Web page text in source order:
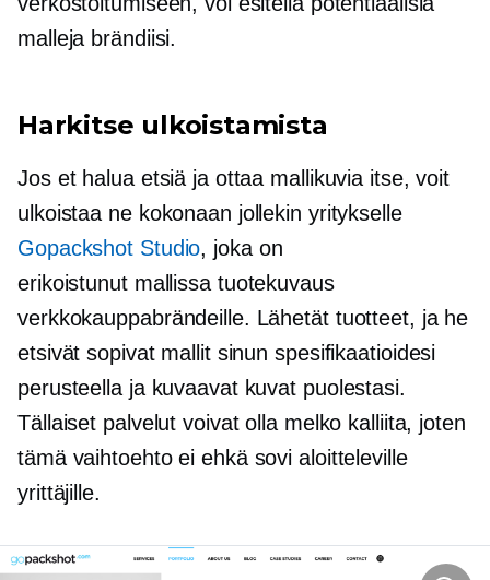
malleja brändiisi.
Harkitse ulkoistamista
Jos et halua etsiä ja ottaa mallikuvia itse, voit
ulkoistaa ne kokonaan jollekin yritykselle
Gopackshot Studio, joka on
erikoistunut mallissatuotekuvaus
verkkokauppabrändeille. Lähetät tuotteet, ja he
etsivät sopivat mallit sinun spesifikaatioidesi
perusteella ja kuvaavat kuvat puolestasi.
Tällaiset palvelut voivat olla melko kalliita, joten
tämä vaihtoehto ei ehkä sovi aloitteleville
yrittäjille.